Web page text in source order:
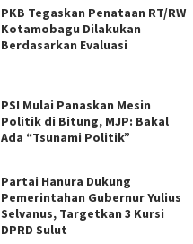
PKB Tegaskan Penataan RT/RW
Kotamobagu Dilakukan
Berdasarkan Evaluasi
PSI Mulai Panaskan Mesin
Politik di Bitung, MJP: Bakal
Ada “Tsunami Politik”
Partai Hanura Dukung
Pemerintahan Gubernur Yulius
Selvanus, Targetkan 3 Kursi
DPRD Sulut